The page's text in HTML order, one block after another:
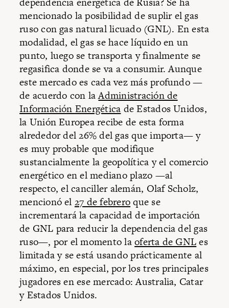
mencionado la posibilidad de suplir el gas
ruso con gas natural licuado (GNL). En esta
modalidad, el gas se hace líquido en un
punto, luego se transporta y finalmente se
regasifica donde se va a consumir. Aunque
este mercado es cada vez más profundo —
de acuerdo con laAdministración de
Información Energética de Estados Unidos,
la Unión Europea recibe de esta forma
alrededor del 26% del gas que importa— y
es muy probable que modifique
sustancialmente la geopolítica y el comercio
energético en el mediano plazo —al
respecto, el canciller alemán, Olaf Scholz,
mencionó el 27 de febreroque se
incrementará la capacidad de importación
de GNL para reducir la dependencia del gas
ruso—, por el momento laoferta de GNLes
limitada y se está usando prácticamente al
máximo, en especial, por los tres principales
jugadores en ese mercado: Australia, Catar
y Estados Unidos.